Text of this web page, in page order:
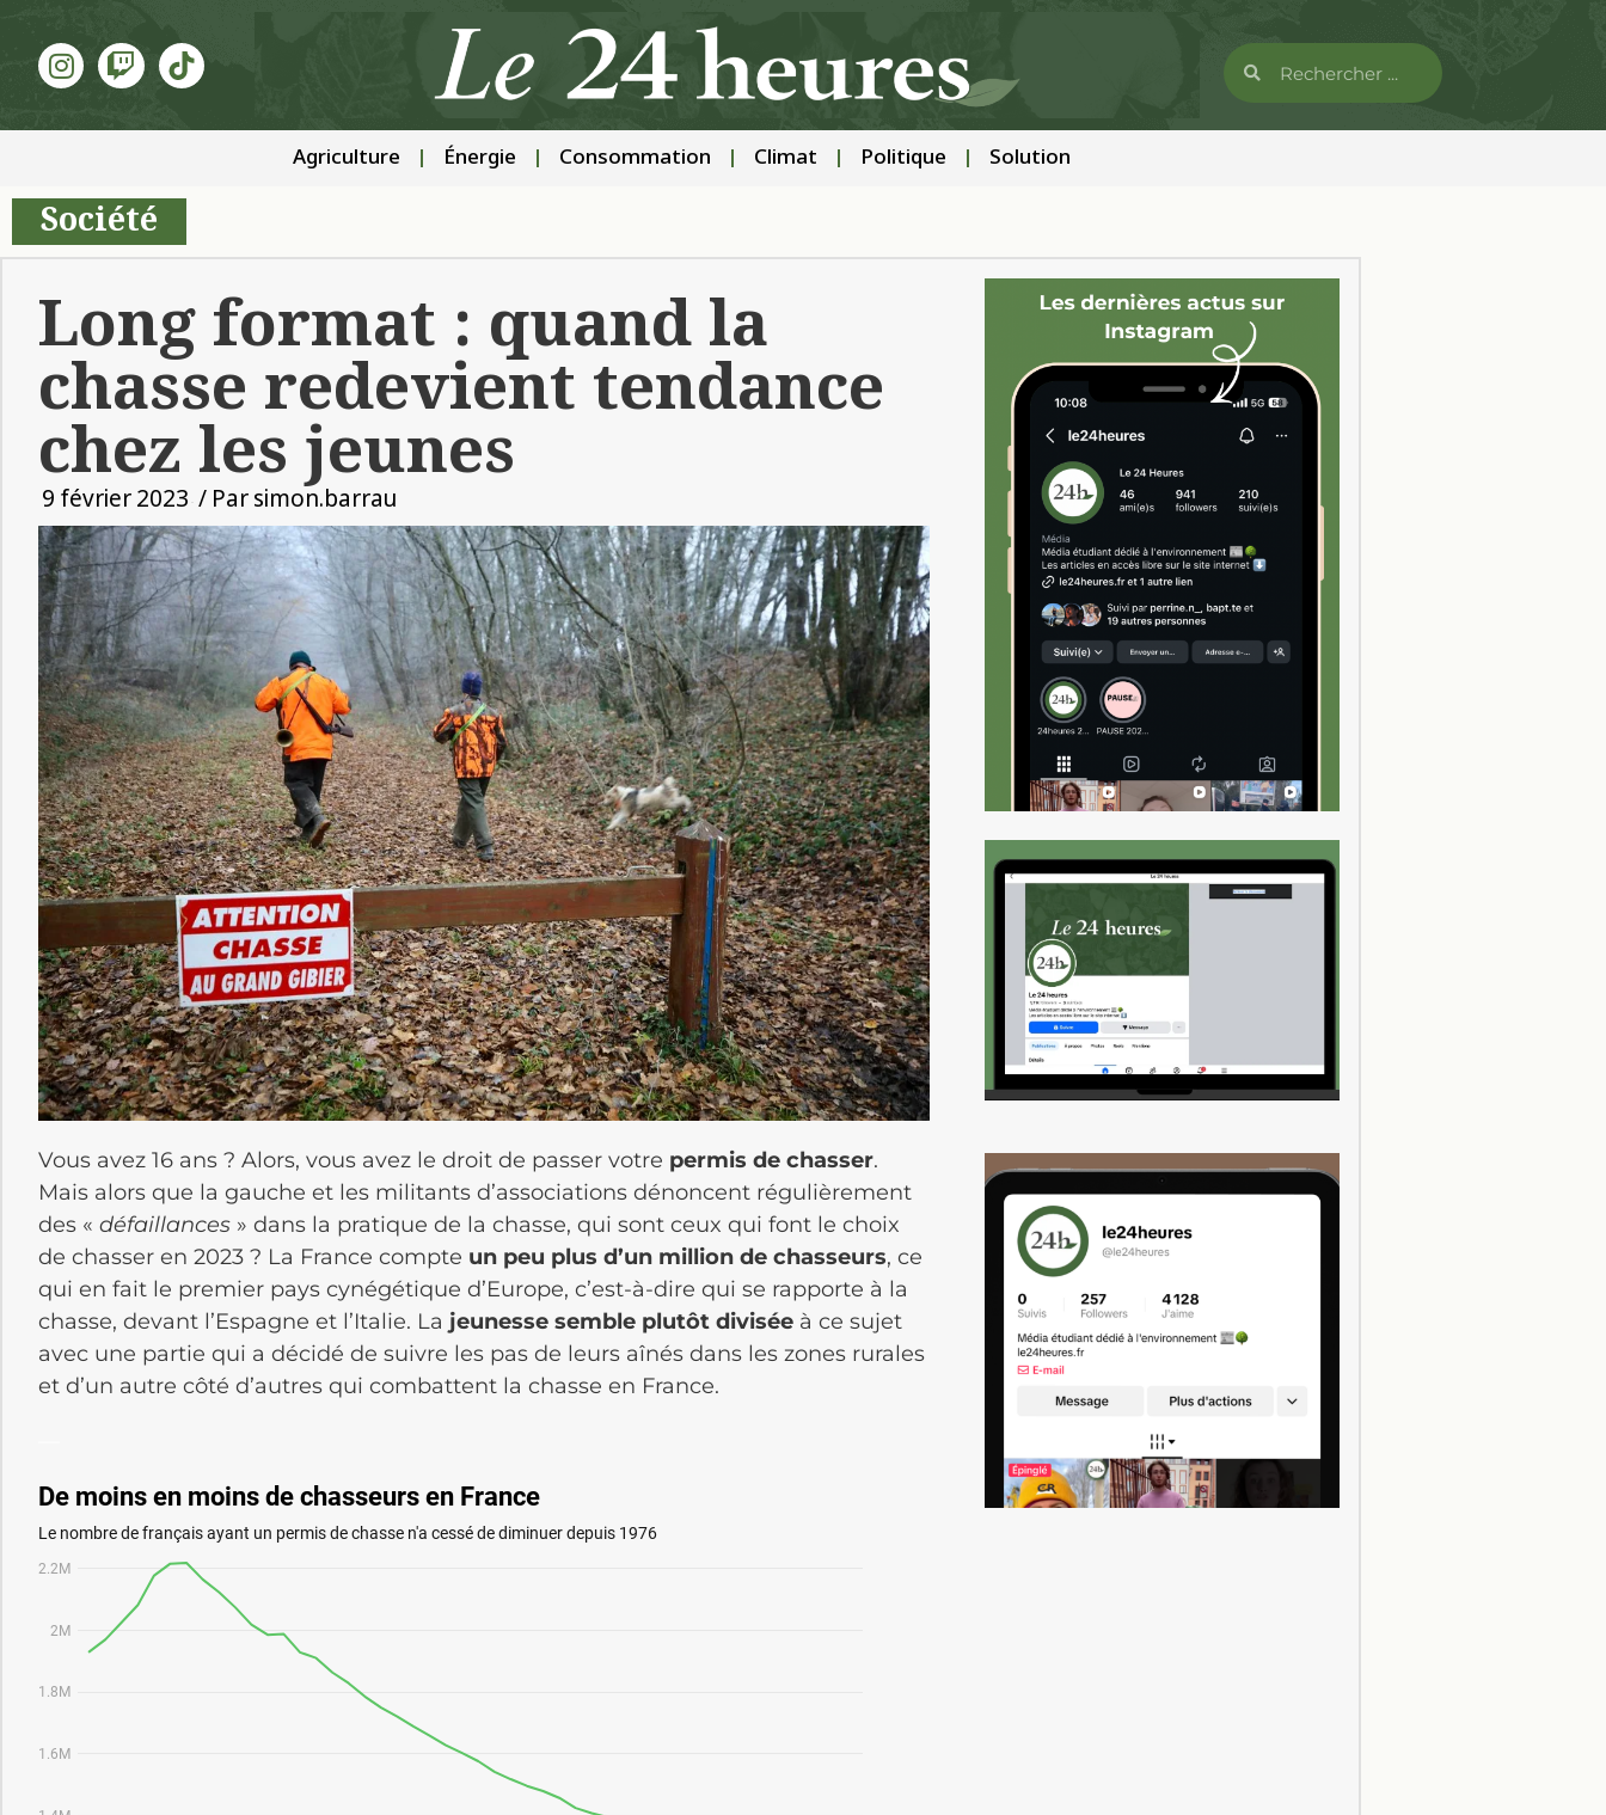
Agriculture Énergie Consommation Climat Politique Solution
Société
Long format : quand la
chasse redevient tendance
chez les jeunes
9 février 2023 / Parsimon.barrau
Vous avez 16 ans ? Alors, vous avez le droit de passer votre permis de chasser.
Mais alors que la gauche et les militants d’associations dénoncent régulièrement
des « défaillances » dans la pratique de la chasse, qui sont ceux qui font le choix
de chasser en 2023 ? La France compte un peu plus d’un million de chasseurs, ce
qui en fait le premier pays cynégétique d’Europe, c’est-à-dire qui se rapporte à la
chasse, devant l’Espagne et l’Italie. La jeunesse semble plutôt divisée à ce sujet
avec une partie qui a décidé de suivre les pas de leurs aînés dans les zones rurales
et d’un autre côté d’autres qui combattent la chasse en France.